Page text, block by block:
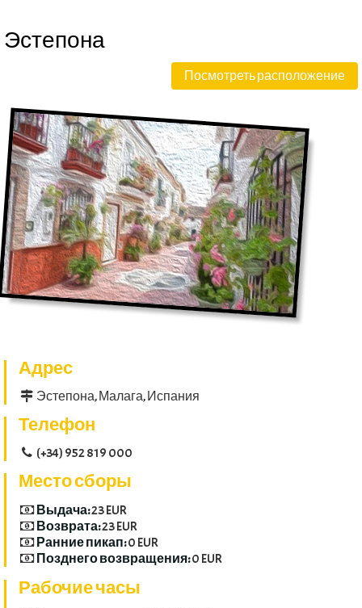
Эстепона
Посмотреть расположение
Адрес
Эстепона, Малага, Испания
Телефон
(+34) 952 819 000
Место сборы
Выдача:23 EUR
Возврата:23 EUR
Ранние пикап:0 EUR
Позднего возвращения:0 EUR
Рабочие часы